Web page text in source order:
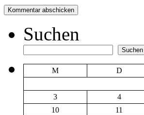
Suchen
Suchen
M D
3 4
10
11